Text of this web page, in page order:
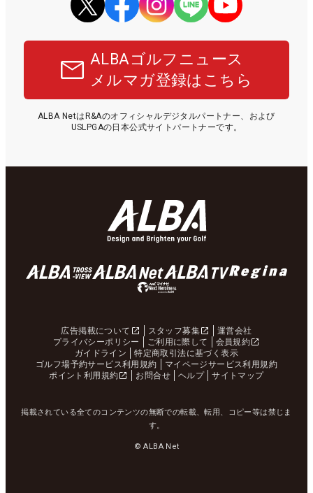
ALBAゴルフニュース
メルマガ登録はこちら
ALBA NetはR&Aのオフィシャルデジタルパートナー、および
USLPGAの日本公式サイトパートナーです。
広告掲載について スタッフ募集
運営会社
プライバシーポリシー
ご利用に際して
会員規約
ガイドライン
特定商取引法に基づく表示
ゴルフ場予約サービス利用規約
マイページサービス利用規約
ポイント利用規約
お問合せ ヘルプ サイトマップ
掲載されている全てのコンテンツの無断での転載、転用、コピー等は禁じま
す。
© ALBA Net